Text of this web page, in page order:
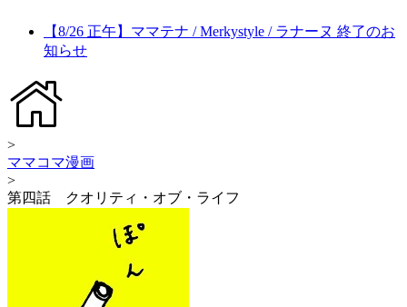
【8/26 正午】ママテナ / Merkystyle / ラナーヌ 終了のお
知らせ
>
ママコマ漫画
>
第四話 クオリティ・オブ・ライフ